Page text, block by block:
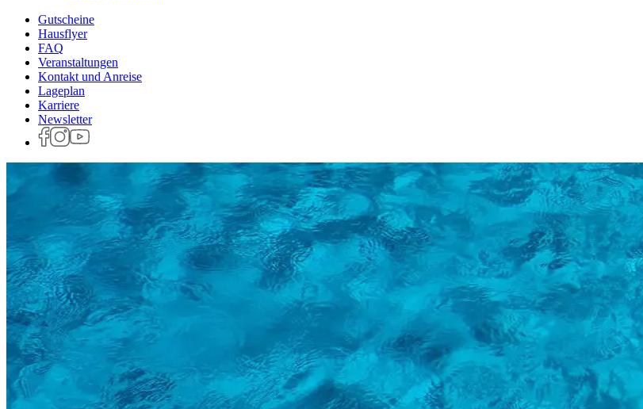
Gutscheine
Hausflyer
FAQ
Veranstaltungen
Kontakt und Anreise
Lageplan
Karriere
Newsletter